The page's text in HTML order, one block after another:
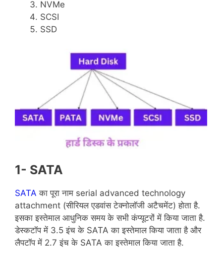
NVMe
SCSI
SSD
1- SATA
SATA का पूरा नाम serial advanced technology
attachment (सीरियल एडवांस टेक्नोलॉजी अटैचमेंट) होता है.
इसका इस्तेमाल आधुनिक समय के सभी कंप्यूटरों में किया जाता है.
डेस्कटॉप में 3.5 इंच के SATA का इस्तेमाल किया जाता है और
लैपटॉप में 2.7 इंच के SATA का इस्तेमाल किया जाता है.